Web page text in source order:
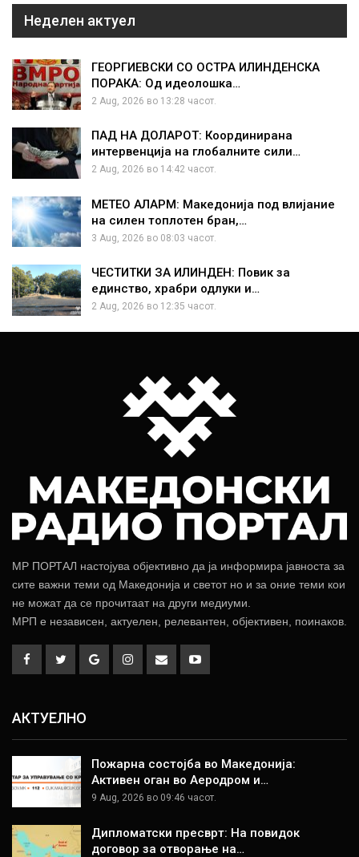
Неделен актуел
ГЕОРГИЕВСКИ СО ОСТРА ИЛИНДЕНСКА
ПОРАКА: Од идеолошка…
2 Aug, 2026 во 13:28 часот.
ПАД НА ДОЛАРОТ: Координирана
интервенција на глобалните сили…
2 Aug, 2026 во 14:42 часот.
МЕТЕО АЛАРМ: Македонија под влијание
на силен топлотен бран,…
3 Aug, 2026 во 08:03 часот.
ЧЕСТИТКИ ЗА ИЛИНДЕН: Повик за
единство, храбри одлуки и…
2 Aug, 2026 во 12:35 часот.
МР ПОРТАЛ настојува објективно да ја информира јавноста за
сите важни теми од Македонија и светот но и за оние теми кои
не можат да се прочитаат на други медиуми.
МРП е независен, актуелен, релевантен, објективен, поинаков.
АКТУЕЛНО
Пожарна состојба во Македонија:
Активен оган во Аеродром и…
9 Aug, 2026 во 09:46 часот.
Дипломатски пресврт: На повидок
договор за отворање на…